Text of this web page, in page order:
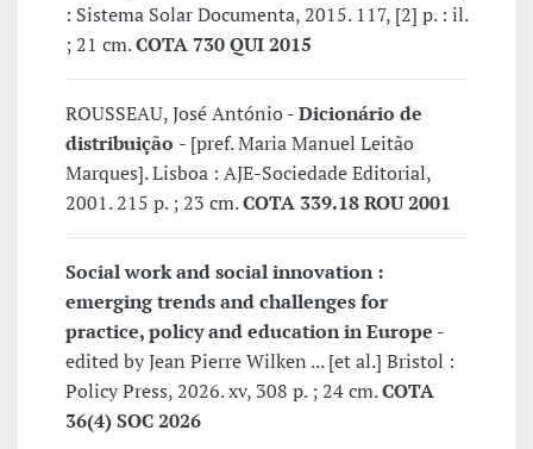
: Sistema Solar Documenta, 2015. 117, [2] p. : il.
; 21 cm.COTA 730 QUI 2015
ROUSSEAU, José António -Dicionário de
distribuição - [pref. Maria Manuel Leitão
Marques]. Lisboa : AJE-Sociedade Editorial,
2001. 215 p. ; 23 cm.COTA 339.18 ROU 2001
Social work and social innovation :
emerging trends and challenges for
practice, policy and education in Europe -
edited by Jean Pierre Wilken ... [et al.] Bristol :
Policy Press, 2026. xv, 308 p. ; 24 cm.COTA
36(4) SOC 2026